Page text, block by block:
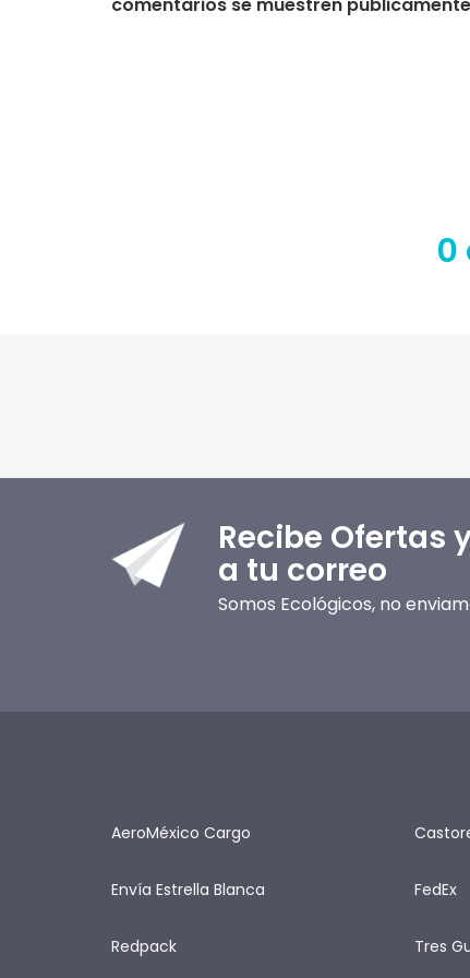
comentarios se muestren
0
Recibe Ofertas
a tu correo
Somos Ecológicos, no
AeroMéxico Cargo
Envía Estrella Blanca FedEx
Redpack Tres